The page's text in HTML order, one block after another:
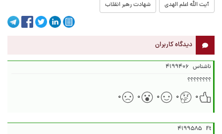
آیت الله اعلم الهدی شهادت رهبر انقلاب
دیدگاه کاربران
ناشناس ۴۱۹۹۴۰۶
؟؟؟؟؟؟؟؟
۰
۰ ۰ ۰ ۰
Ft ۴۱۹۹۵۸۵